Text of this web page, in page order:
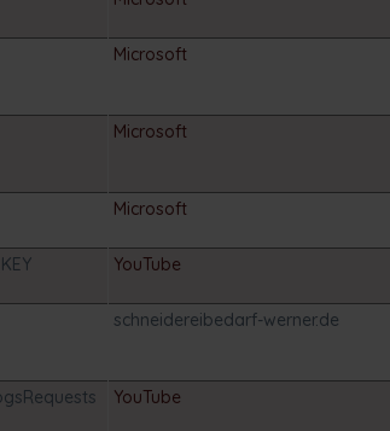
Microsoft
Microsoft
Microsoft
YouTube
schneidereibedarf-werner.de
YouTube